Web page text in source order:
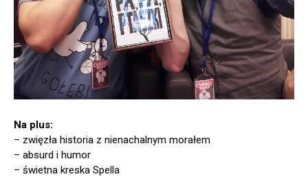
Na plus:
– zwięzła historia z nienachalnym morałem
– absurd i humor
– świetna kreska Spella